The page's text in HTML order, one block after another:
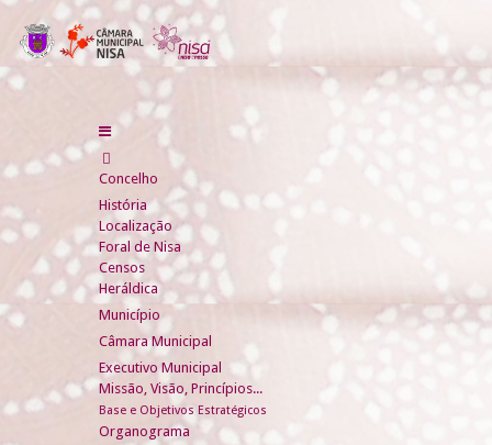
Concelho
História
Localização
Foral de Nisa
Censos
Heráldica
Município
Câmara Municipal
Executivo Municipal
Missão, Visão, Princípios...
Base e Objetivos Estratégicos
Organograma